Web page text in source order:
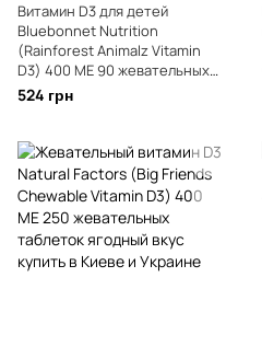
Витамин D3 для детей
Bluebonnet Nutrition
(Rainforest Animalz Vitamin
D3) 400 МЕ 90 жевательных
таблеток со вкусом малины
524 грн